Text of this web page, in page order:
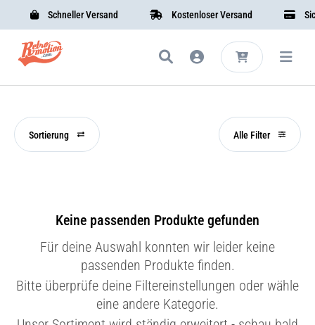
Schneller Versand Kostenloser Versand
Sortierung Alle Filter
Keine passenden Produkte gefunden
Für deine Auswahl konnten wir leider keine
passenden Produkte finden.
Bitte überprüfe deine Filtereinstellungen oder wähle
eine andere Kategorie.